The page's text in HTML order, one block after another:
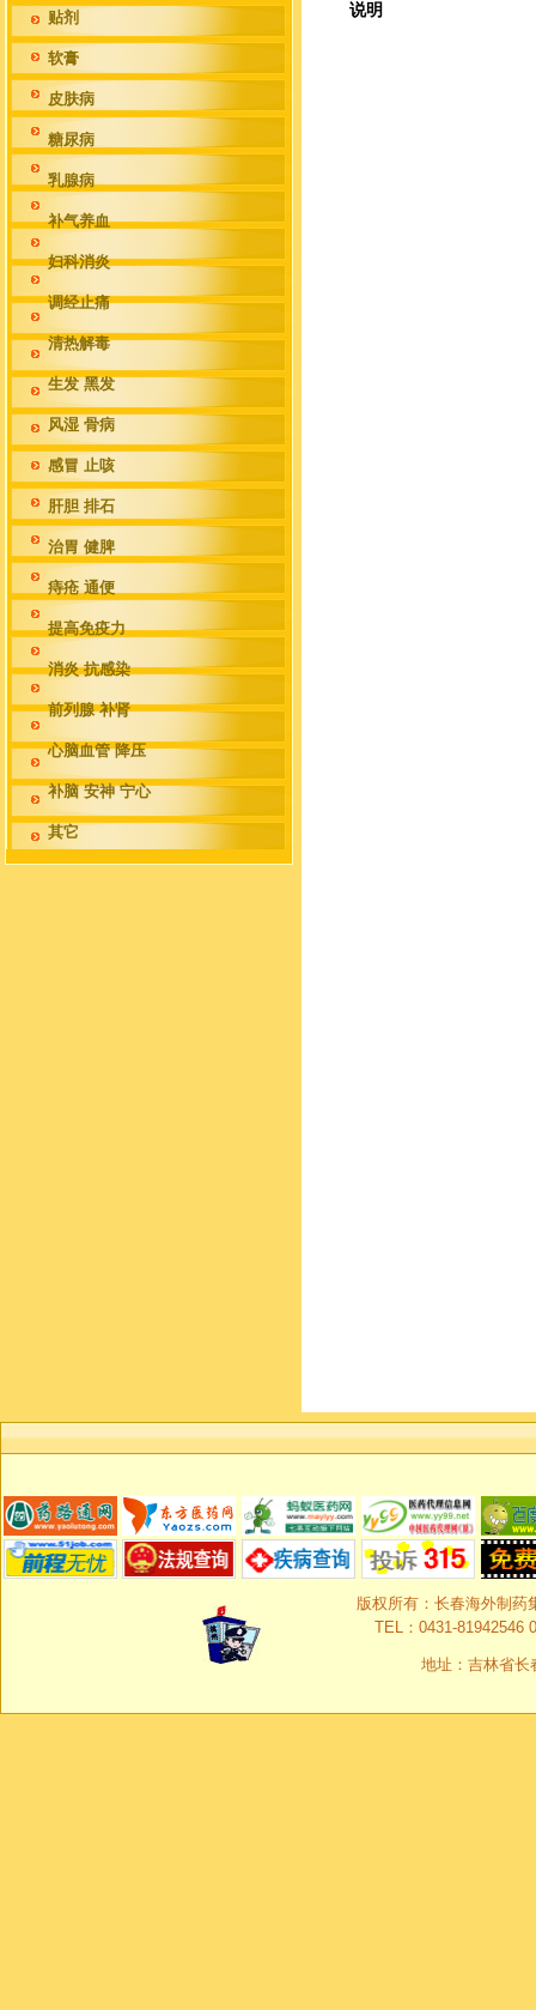
贴剂
软膏
皮肤病
糖尿病
乳腺病
补气养血
妇科消炎
调经止痛
清热解毒
生发 黑发
风湿 骨病
感冒 止咳
肝胆 排石
治胃 健脾
痔疮 通便
提高免疫力
消炎 抗感染
前列腺 补肾
心脑血管 降压
补脑 安神 宁心
其它
说明
版权所有：长春海外制药
TEL：0431-81942546
地址：吉林省长